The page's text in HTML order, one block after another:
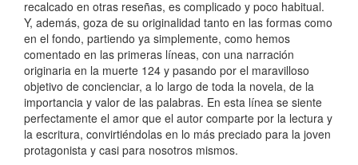
recalcado en otras reseñas, es complicado y poco habitual.
Y, además, goza de su originalidad tanto en las formas como
en el fondo, partiendo ya simplemente, como hemos
comentado en las primeras líneas, con una narración
originaria en la muerte 124 y pasando por el maravilloso
objetivo de concienciar, a lo largo de toda la novela, de la
importancia y valor de las palabras. En esta línea se siente
perfectamente el amor que el autor comparte por la lectura y
la escritura, convirtiéndolas en lo más preciado para la joven
protagonista y casi para nosotros mismos.